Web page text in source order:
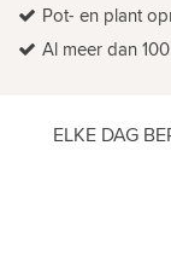
Pot- en plant
Al meer dan
ELKE DAG